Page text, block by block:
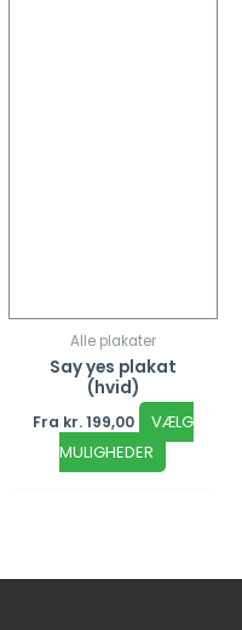
Alle plakater
Say yes plakat
(hvid)
Fra kr.199,00
VÆLG
MULIGHEDER